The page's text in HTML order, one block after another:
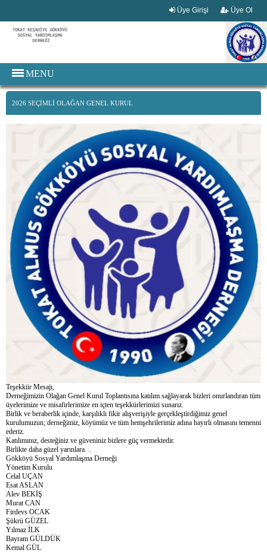
Üye Girişi Üye Ol
MENU
2026 SEÇİMLİ OLAĞAN GENEL KURUL
Teşekkür Mesajı,
Derneğimizin Olağan Genel Kurul Toplantısına katılım sağlayarak bizleri onurlandıran tüm
üyelerimize ve misafirlerimize en içten teşekkürlerimizi sunarız.
Birlik ve beraberlik içinde, karşılıklı fikir alışverişiyle gerçekleştirdiğimiz genel
kurulumuzun; derneğimiz, köyümüz ve tüm hemşehrilerimiz adına hayırlı olmasını temenni
ederiz.
Katılımınız, desteğiniz ve güveniniz bizlere güç vermektedir.
Birlikte daha güzel yarınlara…
Gökköyü Sosyal Yardımlaşma Derneği
Yönetim Kurulu
Celal UÇAN
Esat ASLAN
Alev BEKİŞ
Murat CAN
Firdevs OCAK
Şükrü GÜZEL
Yılmaz İLK
Bayram GÜLDÜK
Kemal GÜL